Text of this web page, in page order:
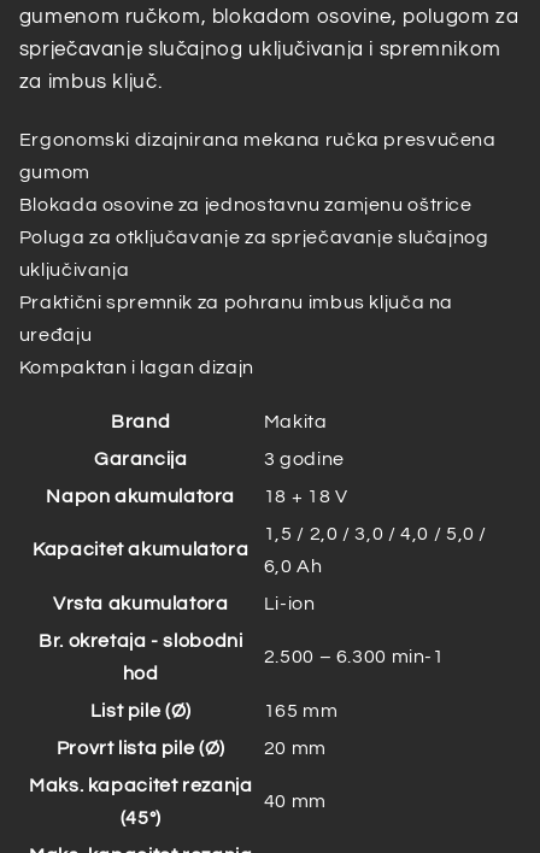
gumenom ručkom, blokadom osovine, polugom za
sprječavanje slučajnog uključivanja i spremnikom
za imbus ključ.
Ergonomski dizajnirana mekana ručka presvučena
gumom
Blokada osovine za jednostavnu zamjenu oštrice
Poluga za otključavanje za sprječavanje slučajnog
uključivanja
Praktični spremnik za pohranu imbus ključa na
uređaju
Kompaktan i lagan dizajn
Brand
Makita
Garancija
3 godine
Napon akumulatora
18 + 18 V
Kapacitet akumulatora
1,5 / 2,0 / 3,0 / 4,0 / 5,0 /
6,0 Ah
Vrsta akumulatora
Li-ion
Br. okretaja - slobodni
hod
2.500 – 6.300 min-1
List pile (Ø)
165 mm
Provrt lista pile (Ø)
20 mm
Maks. kapacitet rezanja
(45°)
40 mm